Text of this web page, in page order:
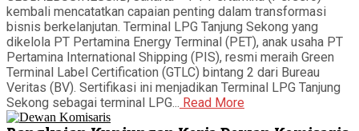
kembali mencatatkan capaian penting dalam transformasi
bisnis berkelanjutan. Terminal LPG Tanjung Sekong yang
dikelola PT Pertamina Energy Terminal (PET), anak usaha PT
Pertamina International Shipping (PIS), resmi meraih Green
Terminal Label Certification (GTLC) bintang 2 dari Bureau
Veritas (BV). Sertifikasi ini menjadikan Terminal LPG Tanjung
Sekong sebagai terminal LPG... Read More